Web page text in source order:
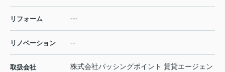
リフォーム ---
リノベーション --
取扱会社
株式会社パッシングポイント 賃貸エージェン